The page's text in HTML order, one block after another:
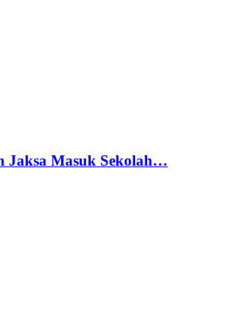
Jaksa Masuk Sekolah…